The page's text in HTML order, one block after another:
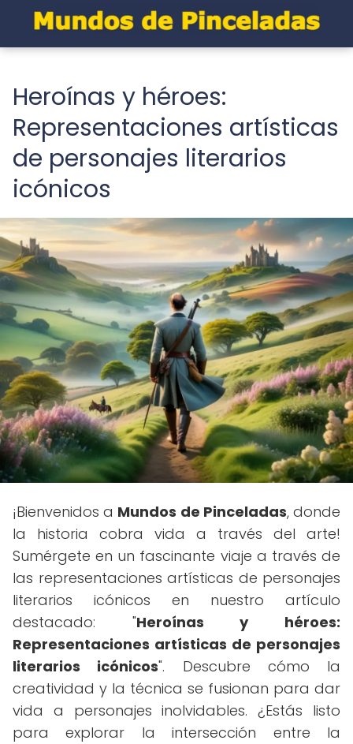
Heroínas y héroes:
Representaciones artísticas
de personajes literarios
icónicos
¡Bienvenidos a Mundos de Pinceladas, donde
la historia cobra vida a través del arte!
Sumérgete en un fascinante viaje a través de
las representaciones artísticas de personajes
literarios icónicos en nuestro artículo
destacado: "Heroínas y héroes:
Representaciones artísticas de personajes
literarios icónicos". Descubre cómo la
creatividad y la técnica se fusionan para dar
vida a personajes inolvidables. ¿Estás listo
para explorar la intersección entre la